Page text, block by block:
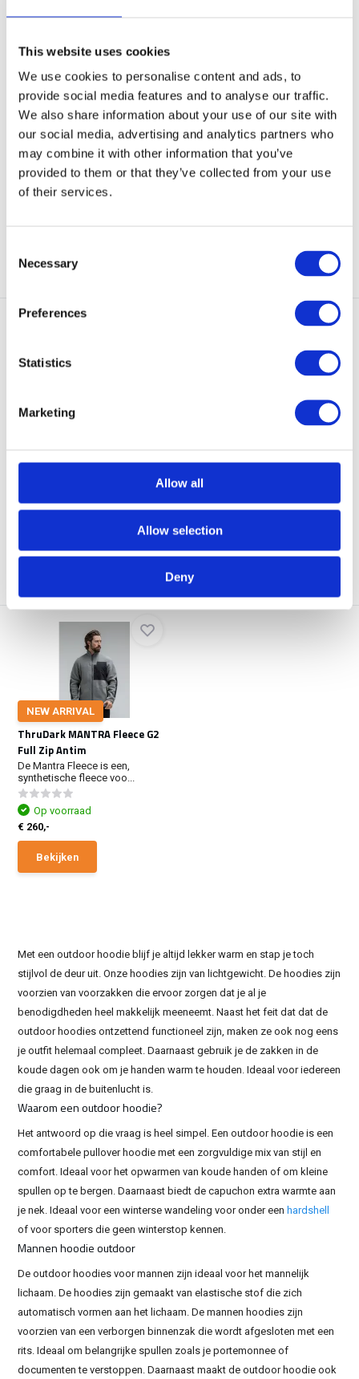
This website uses cookies
We use cookies to personalise content and ads, to
provide social media features and to analyse our traffic.
We also share information about your use of our site with
our social media, advertising and analytics partners who
may combine it with other information that you’ve
provided to them or that they’ve collected from your use
of their services.
Selection
Necessary
Preferences
Statistics
Marketing
Allow all
Allow selection
Deny
UF PRO Hawk Raider Hoodie
Dark Navy
De UF Pro Hawk Raider
functionele hoodie combine...
Op voorraad
Rab Equipment Modulus
Hoody Black
Voeg warmte, vochtafvoer en
ongehinderde mobilit...
Op voorraad
Bekijken
Rab Equipment Superflux
Op voorraad
Bekijken
NEW ARRIVAL
ThruDark MANTRA Fleece G2
Full Zip Antim
De Mantra Fleece is een,
synthetische fleece voo...
Op voorraad
€ 260,-
Bekijken
Met een outdoor hoodie blijf je altijd lekker warm en stap je toch
stijlvol de deur uit. Onze hoodies zijn van lichtgewicht. De hoodies zijn
voorzien van voorzakken die ervoor zorgen dat je al je
benodigdheden heel makkelijk meeneemt. Naast het feit dat dat de
outdoor hoodies ontzettend functioneel zijn, maken ze ook nog eens
je outfit helemaal compleet. Daarnaast gebruik je de zakken in de
koude dagen ook om je handen warm te houden. Ideaal voor iedereen
die graag in de buitenlucht is.
Waarom een outdoor hoodie?
Het antwoord op die vraag is heel simpel. Een outdoor hoodie is een
comfortabele pullover hoodie met een zorgvuldige mix van stijl en
comfort. Ideaal voor het opwarmen van koude handen of om kleine
spullen op te bergen. Daarnaast biedt de capuchon extra warmte aan
je nek. Ideaal voor een winterse wandeling voor onder een hardshell
of voor sporters die geen winterstop kennen.
Mannen hoodie outdoor
De outdoor hoodies voor mannen zijn ideaal voor het mannelijk
lichaam. De hoodies zijn gemaakt van elastische stof die zich
automatisch vormen aan het lichaam. De mannen hoodies zijn
voorzien van een verborgen binnenzak die wordt afgesloten met een
rits. Ideaal om belangrijke spullen zoals je portemonnee of
documenten te verstoppen. Daarnaast maakt de outdoor hoodie ook